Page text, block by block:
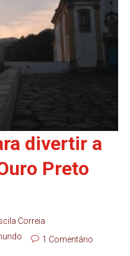
divertir a
Preto
Correia
1 Comentário